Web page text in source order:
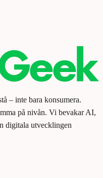
– inte bara konsumera.
på nivån. Vi bevakar AI,
digitala utvecklingen